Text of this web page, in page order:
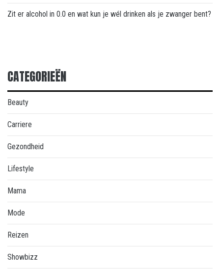
Zit er alcohol in 0.0 en wat kun je wél drinken als je zwanger bent?
CATEGORIEËN
Beauty
Carriere
Gezondheid
Lifestyle
Mama
Mode
Reizen
Showbizz